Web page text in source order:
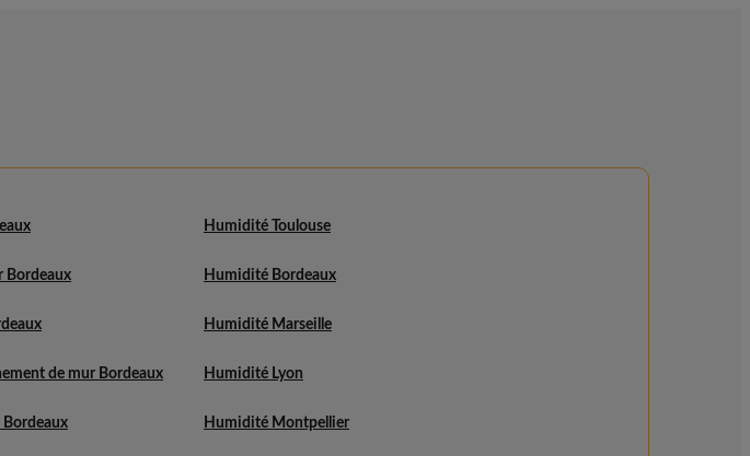
Bordeaux
de mur Bordeaux
Bordeaux
Humidité Toulouse
Humidité Bordeaux
Humidité Marseille
Humidité Lyon
Humidité Montpellier